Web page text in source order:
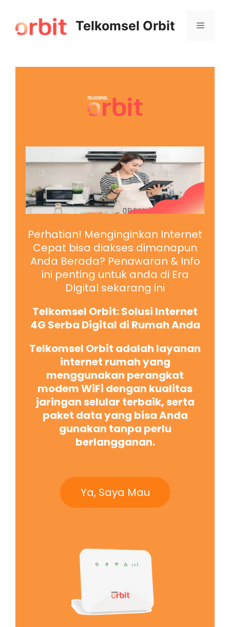
Telkomsel Orbit
Perhatian! Menginginkan Internet
Cepat bisa diakses dimanapun
Anda Berada? Penawaran & Info
ini penting untuk anda di Era
DIgital sekarang ini
Telkomsel Orbit: Solusi Internet
4G Serba Digital di Rumah Anda
Telkomsel Orbit adalah layanan
internet rumah yang
menggunakan perangkat
modem WiFi dengan kualitas
jaringan selular terbaik, serta
paket data yang bisa Anda
gunakan tanpa perlu
berlangganan.
Ya, Saya Mau